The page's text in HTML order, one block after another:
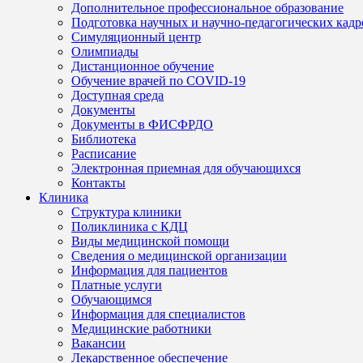
Дополнительное профессиональное образование
Подготовка научных и научно-педагогических
Симуляционный центр
Олимпиады
Дистанционное обучение
Обучение врачей по COVID-19
Доступная среда
Документы
Документы в ФИСФРДО
Библиотека
Расписание
Электронная приемная для обучающихся
Контакты
Клиника
Структура клиники
Поликлиника с КДЦ
Виды медицинской помощи
Сведения о медицинской организации
Информация для пациентов
Платные услуги
Обучающимся
Информация для специалистов
Медицинские работники
Вакансии
Лекарственное обеспечение